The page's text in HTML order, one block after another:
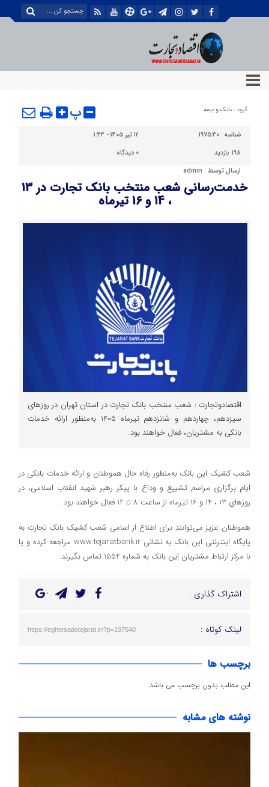
گروه : بانک و بیمه پ
شناسه : 197540
۱۲ تیر ۱۴۰۵ - ۱:۴۴
198 بازدید
0 دیدگاه
ارسال توسط : admin
خدمت‌رسانی شعب منتخب بانک تجارت در 13
، 14 و 16 تیرماه
اقتصادوتجارت : شعب منتخب بانک تجارت در استان تهران در روزهای
سیزدهم، چهاردهم و شانزدهم تیرماه 1405 به‌منظور ارائه خدمات
بانکی به مشتریان، فعال خواهند بود.
شعب کشیک این بانک به‌منظور رفاه حال هموطنان و ارائه خدمات بانکی در
ایام برگزاری مراسم تشییع و وداع با پیکر رهبر شهید انقلاب اسلامی، در
روزهای 13 ، 14 و 16 تیرماه از ساعت 8 تا 12 فعال خواهند بود.
هموطنان عزیز می‌توانند برای اطلاع از اسامی شعب کشیک بانک تجارت به
پایگاه اینترنتی این بانک به نشانی www.tejaratbank.ir مراجعه کرده و یا
با مرکز ارتباط مشتریان این بانک به شماره 1554 تماس بگیرند.
اشتراک گذاری :
لینک کوتاه : https://eghtesadotejarat.ir/?p=197540
برچسب ها
این مطلب بدون برچسب می باشد.
نوشته های مشابه